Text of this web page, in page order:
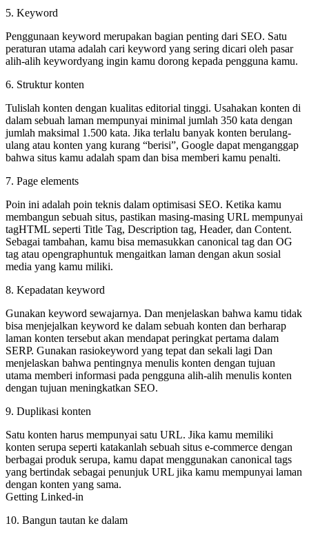
5. Keyword
Penggunaan keyword merupakan bagian penting dari SEO. Satu
peraturan utama adalah cari keyword yang sering dicari oleh pasar
alih-alih keywordyang ingin kamu dorong kepada pengguna kamu.
6. Struktur konten
Tulislah konten dengan kualitas editorial tinggi. Usahakan konten di
dalam sebuah laman mempunyai minimal jumlah 350 kata dengan
jumlah maksimal 1.500 kata. Jika terlalu banyak konten berulang-
ulang atau konten yang kurang “berisi”, Google dapat menganggap
bahwa situs kamu adalah spam dan bisa memberi kamu penalti.
7. Page elements
Poin ini adalah poin teknis dalam optimisasi SEO. Ketika kamu
membangun sebuah situs, pastikan masing-masing URL mempunyai
tagHTML seperti Title Tag, Description tag, Header, dan Content.
Sebagai tambahan, kamu bisa memasukkan canonical tag dan OG
tag atau opengraphuntuk mengaitkan laman dengan akun sosial
media yang kamu miliki.
8. Kepadatan keyword
Gunakan keyword sewajarnya. Dan menjelaskan bahwa kamu tidak
bisa menjejalkan keyword ke dalam sebuah konten dan berharap
laman konten tersebut akan mendapat peringkat pertama dalam
SERP. Gunakan rasiokeyword yang tepat dan sekali lagi Dan
menjelaskan bahwa pentingnya menulis konten dengan tujuan
utama memberi informasi pada pengguna alih-alih menulis konten
dengan tujuan meningkatkan SEO.
9. Duplikasi konten
Satu konten harus mempunyai satu URL. Jika kamu memiliki
konten serupa seperti katakanlah sebuah situs e-commerce dengan
berbagai produk serupa, kamu dapat menggunakan canonical tags
yang bertindak sebagai penunjuk URL jika kamu mempunyai laman
dengan konten yang sama.
Getting Linked-in
10. Bangun tautan ke dalam